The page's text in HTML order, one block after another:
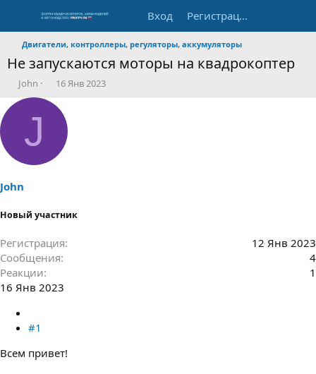
Вход Регистрация
Двигатели, контроллеры, регуляторы, аккумуляторы
Не запускаются моторы на квадрокоптер
А
в
е
ы
John
Д
а
т
ч
16 Янв 2023
J
John
Новый участник
Регистрация
12 Янв 2023
Сообщения
4
Реакции
1
16 Янв 2023
#1
Всем привет!